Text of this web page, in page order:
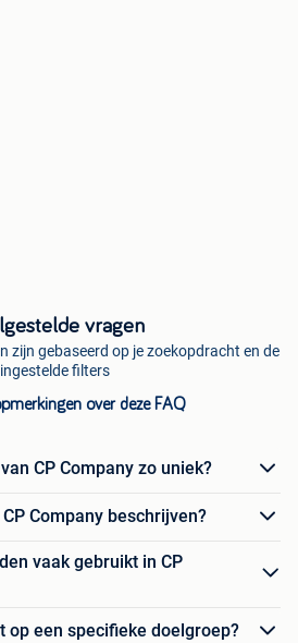
vragen
zijn gebaseerd op je zoekopdracht en de
ingestelde filters
over deze FAQ
CP Company zo uniek?
Company beschrijven?
vaak gebruikt in CP
op een specifieke doelgroep?